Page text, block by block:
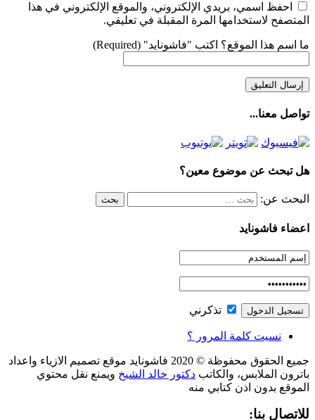
احفظ اسمي، بريدي الإلكتروني، والموقع الإلكتروني في هذا
المتصفح لاستخدامها المرة المقبلة في تعليقي.
ما اسم هذا الموقع؟ اكتب "فاشونايد" (Required)
تواصل معنا...
هل تبحث عن موضوع معين؟
البحث عن:
اعضاء فاشونايد
تذكرني
نسيت كلمة المرور ؟
جميع الحقوق محفوظة © 2020 فاشونايد موقع تصميم الازياء واعداد
باترون الملابس، والكاتب دكتور خالد الشيخ ويمنع نقل محتوي
الموقع بدون اذن كتابي منه
للاتصال بنا: